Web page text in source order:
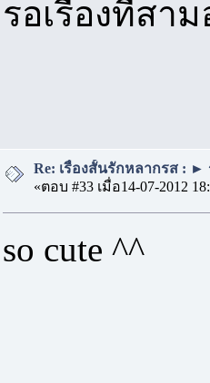
รอเรื่องที่สา
Re: เรื่องสั้นรักหลากรส :
«ตอบ #33 เมื่อ14-07-2012
so cute ^^